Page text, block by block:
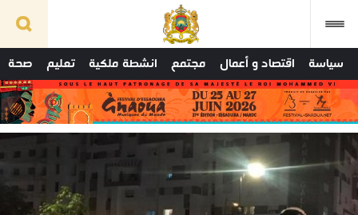
سياسة اقتصاد و أعمال مجتمع انشطة ملكية تعليم صحة